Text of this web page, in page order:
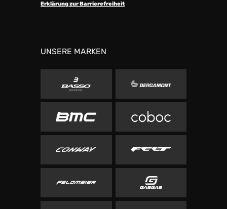
Erklärung zur Barrierefreiheit
UNSERE MARKEN